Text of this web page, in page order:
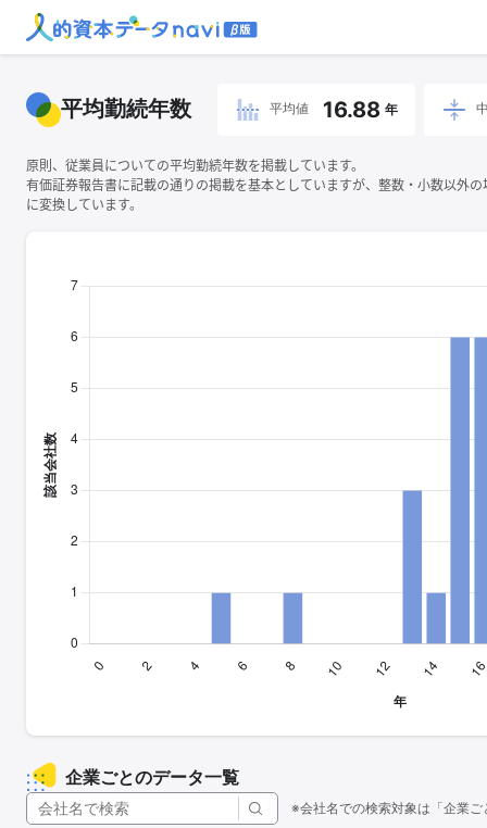
平均勤続年数 平均値 16.88 年
原則、従業員についての平均勤続年数を掲載しています。
有価証券報告書に記載の通りの掲載を基本としていますが、整数・小数以外
に変換しています。
企業ごとのデータ一覧
※会社名での検索対象は「企業